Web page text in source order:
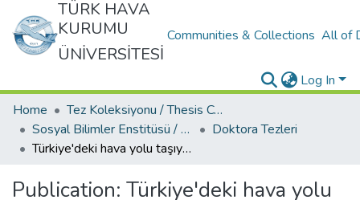
TÜRK HAVA
KURUMU
ÜNİVERSİTESİ
Communities & Collections All of
Log In
Home
Tez Koleksiyonu / Thesis Collection
Sosyal Bilimler Enstitüsü / Social Sciences Institute
Doktora Tezleri
Türkiye'deki hava yolu taşıyıcılarının rekabet stratejileri: Düşük maliyetli havayolu taşıyıcıları için model önerisi
Publication: Türkiye'deki hava yolu